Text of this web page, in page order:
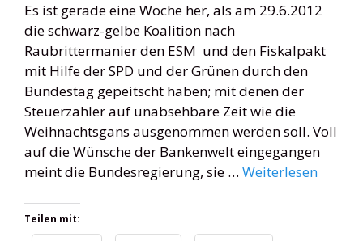
Es ist gerade eine Woche her, als am 29.6.2012
die schwarz-gelbe Koalition nach
Raubrittermanier den ESM und den Fiskalpakt
mit Hilfe der SPD und der Grünen durch den
Bundestag gepeitscht haben; mit denen der
Steuerzahler auf unabsehbare Zeit wie die
Weihnachtsgans ausgenommen werden soll. Voll
auf die Wünsche der Bankenwelt eingegangen
meint die Bundesregierung, sie … Weiterlesen
Teilen mit: